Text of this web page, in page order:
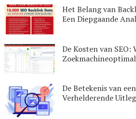
Het Belang van
Een Diepgaande
De Kosten van SEO:
De Betekenis van
Verhelderende Uitleg